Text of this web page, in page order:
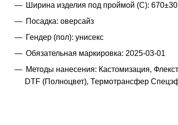
Ширина изделия под проймой (С): 670±30
Посадка: оверсайз
Гендер (пол): унисекс
Обязательная маркировка: 2025-03-01
Методы нанесения: Кастомизация,
DTF (Полноцвет), Термотрансфер